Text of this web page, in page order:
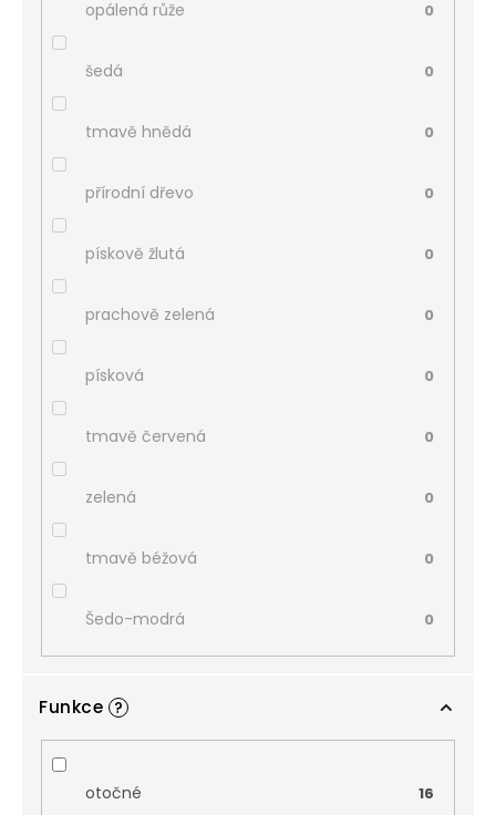
opálená růže 0
šedá 0
tmavě hnědá 0
přírodní dřevo 0
pískově žlutá 0
prachově zelená 0
písková 0
tmavě červená 0
zelená 0
tmavě béžová 0
Šedo-modrá 0
Funkce ?
otočné 16